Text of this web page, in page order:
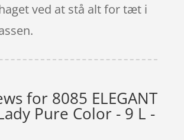
ved at stå alt for tæt i
for 8085 ELEGANT
Pure Color - 9 L -